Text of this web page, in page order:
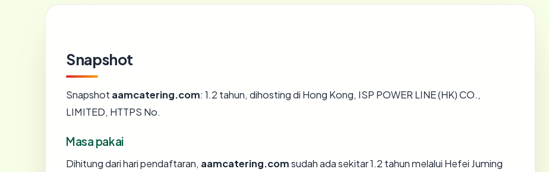
Snapshot
Snapshot aamcatering.com: 1.2 tahun, dihosting di Hong Kong, ISP POWER LINE (HK) CO.,
LIMITED, HTTPS No.
Masa pakai
Dihitung dari hari pendaftaran, aamcatering.comsudah ada sekitar 1.2 tahun melalui Hefei Juming